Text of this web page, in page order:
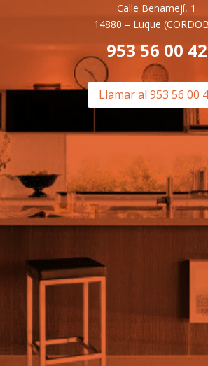
Calle Benamejí, 1
14880 – Luque
953 56 00 42
Llamar al 953 56 00